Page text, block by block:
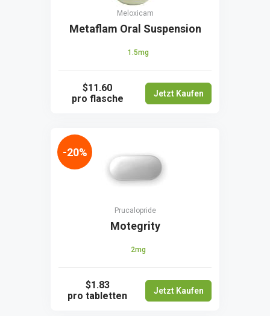
Meloxicam
Metaflam Oral Suspension
1.5mg
$11.60
pro flasche
Jetzt Kaufen
Prucalopride
Motegrity
2mg
$1.83
pro tabletten
Jetzt Kaufen
-20%